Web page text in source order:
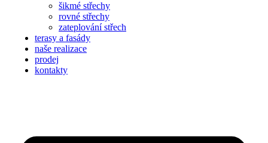
šikmé střechy
rovné střechy
zateplování střech
terasy a fasády
naše realizace
prodej
kontakty